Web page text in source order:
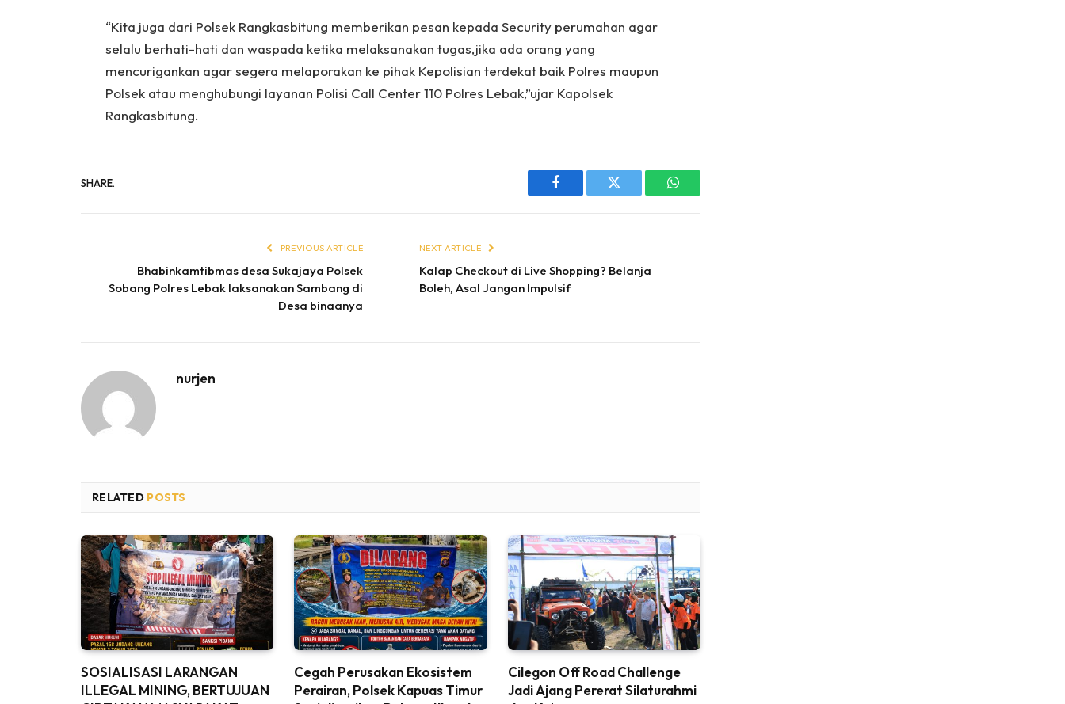
“Kita juga dari Polsek Rangkasbitung memberikan pesan kepada Security perumahan agar
selalu berhati-hati dan waspada ketika melaksanakan tugas,jika ada orang yang
mencurigankan agar segera melaporakan ke pihak Kepolisian terdekat baik Polres maupun
Polsek atau menghubungi layanan Polisi Call Center 110 Polres Lebak,”ujar Kapolsek
Rangkasbitung.
SHARE.
Facebook Twitter WhatsApp
PREVIOUS ARTICLE
Bhabinkamtibmas desa Sukajaya Polsek
Sobang Polres Lebak laksanakan Sambang di
Desa binaanya
NEXT ARTICLE
Kalap Checkout di Live Shopping? Belanja
Boleh, Asal Jangan Impulsif
nurjen
RELATED POSTS
SOSIALISASI LARANGAN
ILLEGAL MINING, BERTUJUAN
Cegah Perusakan Ekosistem
Perairan, Polsek Kapuas Timur
Cilegon Off Road Challenge
Jadi Ajang Pererat Silaturahmi